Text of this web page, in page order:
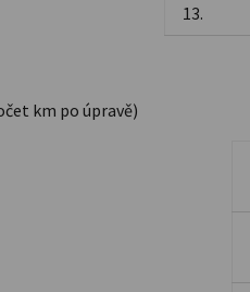
13.
km po úpravě)